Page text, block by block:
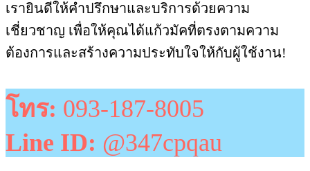
เรายินดีให้คำปรึกษาและบริการด้วยความ
เชี่ยวชาญ เพื่อให้คุณได้แก้วมัคที่ตรงตามความ
ต้องการและสร้างความประทับใจให้กับผู้ใช้งาน!
โทร: 093-187-8005
Line ID: @347cpqau